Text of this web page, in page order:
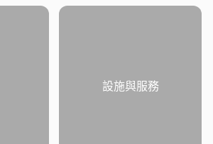
設施與服務